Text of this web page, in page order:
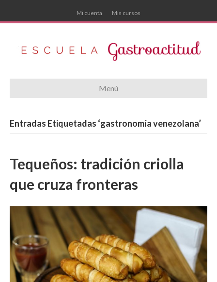
Mi cuenta Mis cursos
Menú
Entradas Etiquetadas ‘gastronomía venezolana’
Tequeños: tradición criolla
que cruza fronteras